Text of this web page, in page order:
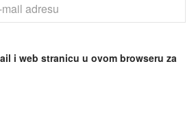
i web stranicu u ovom browseru za